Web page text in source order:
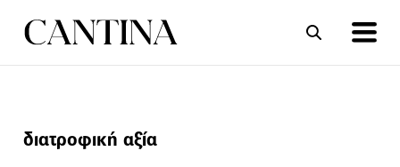
ΣΥΝΤΑΓΕΣ
διατροφική αξία